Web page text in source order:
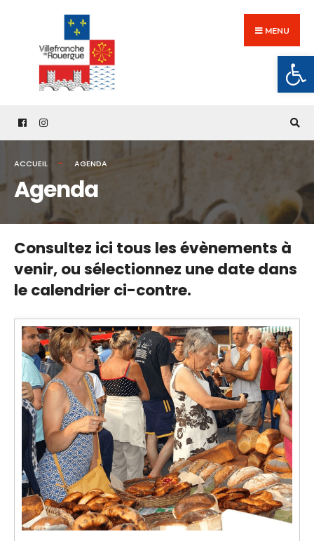
content
MENU
ACCUEIL AGENDA
Agenda
Consultez ici tous les évènements à
venir,ou sélectionnez une date dans
le calendrier ci-contre.